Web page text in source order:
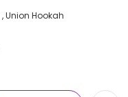
,Union Hookah